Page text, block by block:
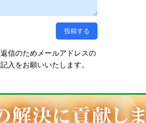
信のためメールアドレスの
入をお願いいたします。